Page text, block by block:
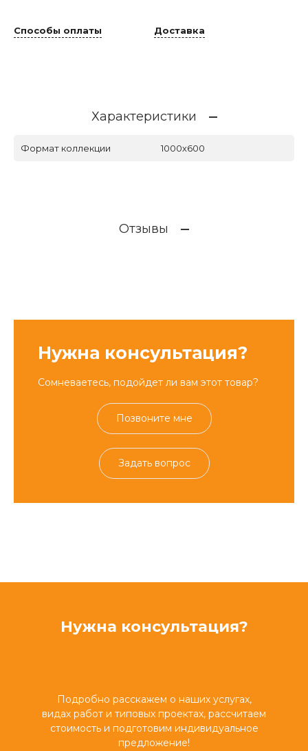
Способы оплаты Доставка
Характеристики
Формат коллекции 1000х600
Отзывы
Нужна консультация?
Сомневаетесь, подойдет ли вам этот товар?
Позвоните мне
Задать вопрос
Нужна консультация?
Подробно расскажем о наших услугах,
видах работ и типовых проектах, рассчитаем
стоимость и подготовим индивидуальное
предложение!